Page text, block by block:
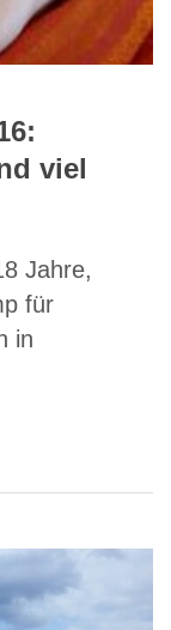
viel
Jahre,
für
in